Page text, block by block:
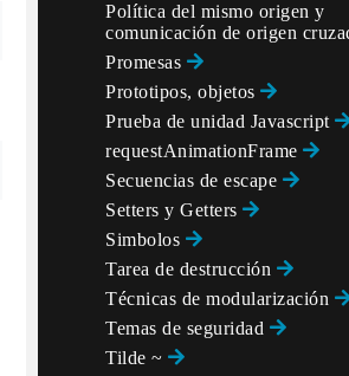
Política del mismo origen y
comunicación de origen
Promesas
Prototipos, objetos
Prueba de unidad Javascript
requestAnimationFrame
Secuencias de escape
Setters y Getters
Simbolos
Tarea de destrucción
Técnicas de modularización
Temas de seguridad
Tilde ~